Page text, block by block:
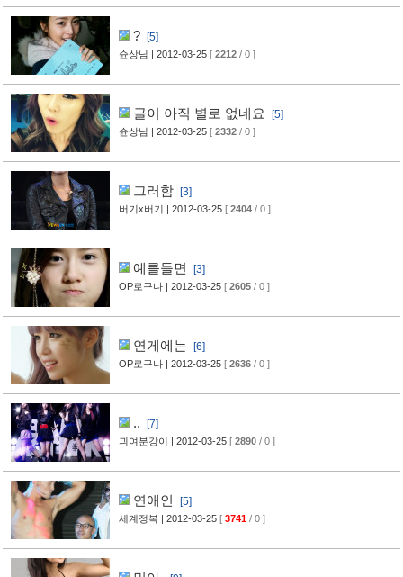
? [5]
슌상님 | 2012-03-25 [ 2212 / 0 ]
글이 아직 별로 없네요 [5]
슌상님 | 2012-03-25 [ 2332 / 0 ]
그러함 [3]
버기x버기 | 2012-03-25 [ 2404 / 0 ]
예를들면 [3]
OP로구나 | 2012-03-25 [ 2605 / 0 ]
연게에는 [6]
OP로구나 | 2012-03-25 [ 2636 / 0 ]
.. [7]
긔여분강이 | 2012-03-25 [ 2890 / 0 ]
연애인 [5]
세계정복 | 2012-03-25 [ 3741 / 0 ]